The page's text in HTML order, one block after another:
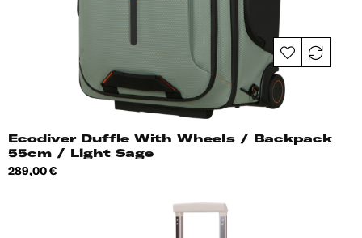
Ecodiver Duffle With Wheels / Backpack
55cm / Light Sage
Hind
289,00 €